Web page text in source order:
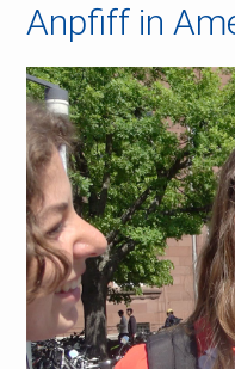
Anpfiff in